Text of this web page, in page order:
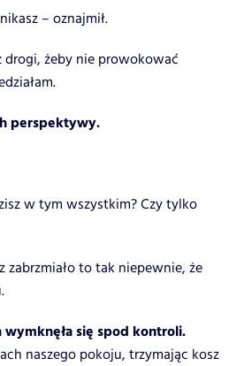
– oznajmił.
drogi, żeby nie prowokować
perspektywy.
w tym wszystkim? Czy tylko
zabrzmiało to tak niepewnie, że
wymknęła się spod kontroli.
naszego pokoju, trzymając kosz